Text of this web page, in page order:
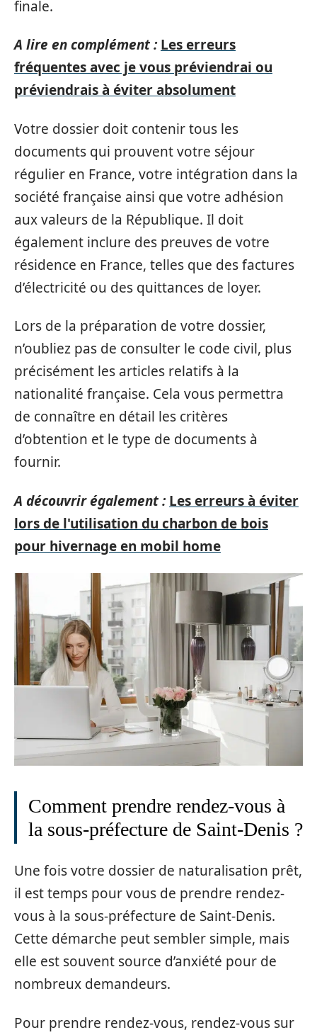
finale.
A lire en complément : Les erreurs
fréquentes avec je vous préviendrai ou
préviendrais à éviter absolument
Votre dossier doit contenir tous les
documents qui prouvent votre séjour
régulier en France, votre intégration dans la
société française ainsi que votre adhésion
aux valeurs de la République. Il doit
également inclure des preuves de votre
résidence en France, telles que des factures
d’électricité ou des quittances de loyer.
Lors de la préparation de votre dossier,
n’oubliez pas de consulter le code civil, plus
précisément les articles relatifs à la
nationalité française. Cela vous permettra
de connaître en détail les critères
d’obtention et le type de documents à
fournir.
A découvrir également : Les erreurs à éviter
lors de l'utilisation du charbon de bois
pour hivernage en mobil home
Comment prendre rendez-vous à
la sous-préfecture de Saint-Denis ?
Une fois votre dossier de naturalisation prêt,
il est temps pour vous de prendre rendez-
vous à la sous-préfecture de Saint-Denis.
Cette démarche peut sembler simple, mais
elle est souvent source d’anxiété pour de
nombreux demandeurs.
Pour prendre rendez-vous, rendez-vous sur